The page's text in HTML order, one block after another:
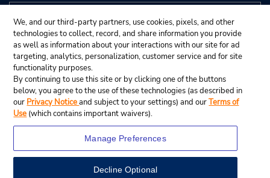
We, and our third-party partners, use cookies, pixels, and other
technologies to collect, record, and share information you provide
as well as information about your interactions with our site for ad
targeting, analytics, personalization, customer service and for site
functionality purposes.
By continuing to use this site or by clicking one of the buttons
below, you agree to the use of these technologies (as described in
our Privacy Noticeand subject to your settings) and ourTerms of
Use (which contains important waivers).
Manage Preferences
Decline Optional